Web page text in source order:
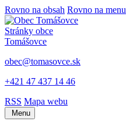
Rovno na obsah Rovno na menu
Stránky obce
Tomášovce
obec@tomasovce.sk
+421 47 437 14 46
RSS Mapa webu
Menu